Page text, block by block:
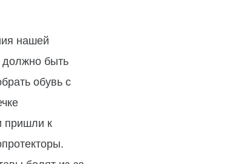
нашей
быть
обувь с
пришли к